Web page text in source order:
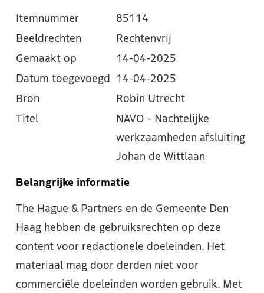
Itemnummer
85114
Beeldrechten
Rechtenvrij
Gemaakt op
14-04-2025
Datum toegevoegd
14-04-2025
Bron
Robin Utrecht
Titel
NAVO - Nachtelijke
werkzaamheden afsluiting
Johan de Wittlaan
Belangrijke informatie
The Hague & Partners en de Gemeente Den
Haag hebben de gebruiksrechten op deze
content voor redactionele doeleinden. Het
materiaal mag door derden niet voor
commerciële doeleinden worden gebruik. Met